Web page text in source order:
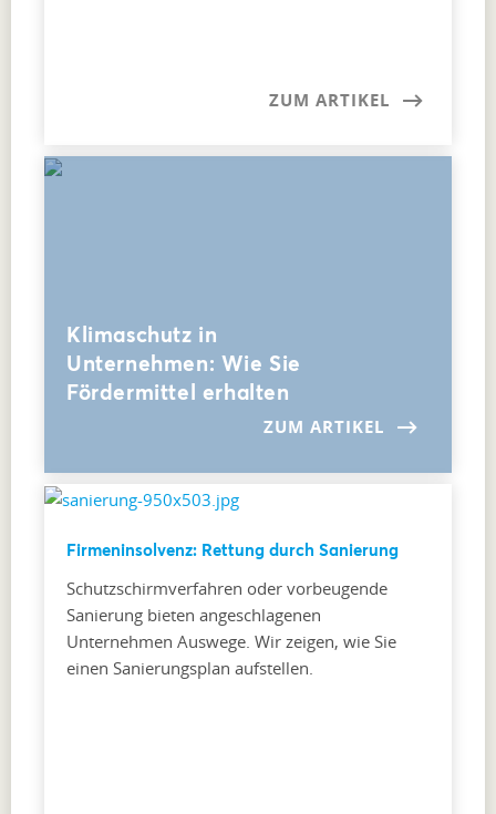
ZUM ARTIKEL
Klimaschutz in
Unternehmen: Wie Sie
Fördermittel erhalten
ZUM ARTIKEL
Firmeninsolvenz: Rettung durch Sanierung
Schutzschirmverfahren oder vorbeugende
Sanierung bieten angeschlagenen
Unternehmen Auswege. Wir zeigen, wie Sie
einen Sanierungsplan aufstellen.